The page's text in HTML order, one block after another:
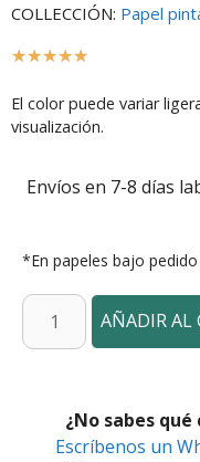
COLLECCIÓN: Papel
☆☆☆☆☆
El color puede variar
visualización.
Envíos en 7-8 días
*En papeles bajo
AÑADIR AL
¿No sabes
Escríbenos un